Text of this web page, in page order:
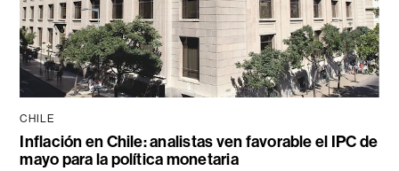
CHILE
Inflación en Chile: analistas ven favorable el IPC de
mayo para la política monetaria